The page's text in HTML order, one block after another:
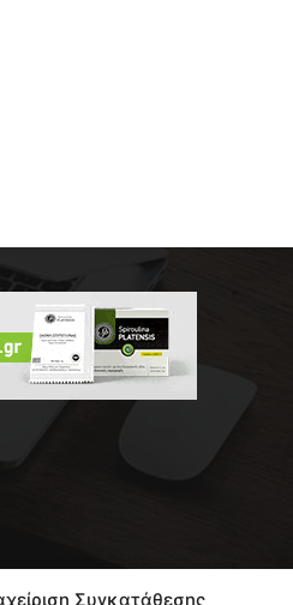
Συγκατάθεσης
της συντακτικής ομάδας του